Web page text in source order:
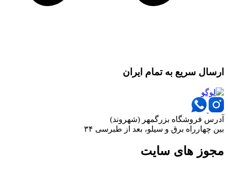
ارسال سریع به تمام ایران
آدرس فروشگاه بزرگمهر (شهروند)
بین چهارراه برق و سیلو، بعد از طبرسی ۳۴
مجوز های سایت